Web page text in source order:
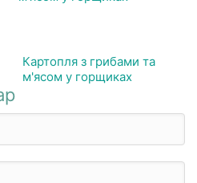
Картопля з грибами та
м'ясом у горщиках